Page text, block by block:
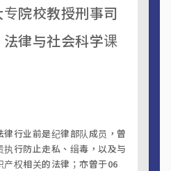
院校教授刑事司
律与社会科学课
行业前是纪律部队成员，曾
行防止走私、缉毒，以及与
产权相关的法律；亦曾于06